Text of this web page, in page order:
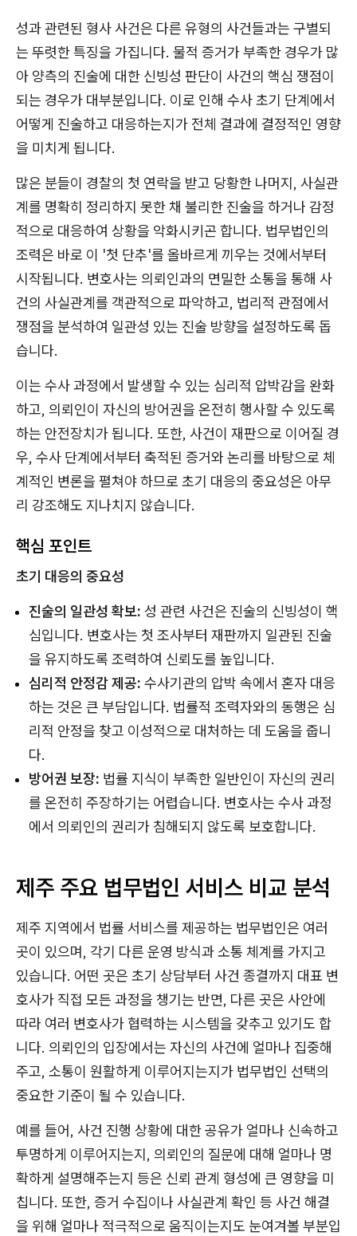
성과 관련된 형사 사건은 다른 유형의 사건들과는 구별되
는 뚜렷한 특징을 가집니다. 물적 증거가 부족한 경우가 많
아 양측의 진술에 대한 신빙성 판단이 사건의 핵심 쟁점이
되는 경우가 대부분입니다. 이로 인해 수사 초기 단계에서
어떻게 진술하고 대응하는지가 전체 결과에 결정적인 영향
을 미치게 됩니다.
많은 분들이 경찰의 첫 연락을 받고 당황한 나머지, 사실관
계를 명확히 정리하지 못한 채 불리한 진술을 하거나 감정
적으로 대응하여 상황을 악화시키곤 합니다. 법무법인의
조력은 바로 이 '첫 단추'를 올바르게 끼우는 것에서부터
시작됩니다. 변호사는 의뢰인과의 면밀한 소통을 통해 사
건의 사실관계를 객관적으로 파악하고, 법리적 관점에서
쟁점을 분석하여 일관성 있는 진술 방향을 설정하도록 돕
습니다.
이는 수사 과정에서 발생할 수 있는 심리적 압박감을 완화
하고, 의뢰인이 자신의 방어권을 온전히 행사할 수 있도록
하는 안전장치가 됩니다. 또한, 사건이 재판으로 이어질 경
우, 수사 단계에서부터 축적된 증거와 논리를 바탕으로 체
계적인 변론을 펼쳐야 하므로 초기 대응의 중요성은 아무
리 강조해도 지나치지 않습니다.
핵심 포인트
초기 대응의 중요성
진술의 일관성 확보: 성 관련 사건은 진술의 신빙성이 핵
심입니다. 변호사는 첫 조사부터 재판까지 일관된 진술
을 유지하도록 조력하여 신뢰도를 높입니다.
심리적 안정감 제공: 수사기관의 압박 속에서 혼자 대응
하는 것은 큰 부담입니다. 법률적 조력자와의 동행은 심
리적 안정을 찾고 이성적으로 대처하는 데 도움을 줍니
다.
방어권 보장: 법률 지식이 부족한 일반인이 자신의 권리
를 온전히 주장하기는 어렵습니다. 변호사는 수사 과정
에서 의뢰인의 권리가 침해되지 않도록 보호합니다.
제주 주요 법무법인 서비스 비교 분석
제주 지역에서 법률 서비스를 제공하는 법무법인은 여러
곳이 있으며, 각기 다른 운영 방식과 소통 체계를 가지고
있습니다. 어떤 곳은 초기 상담부터 사건 종결까지 대표 변
호사가 직접 모든 과정을 챙기는 반면, 다른 곳은 사안에
따라 여러 변호사가 협력하는 시스템을 갖추고 있기도 합
니다. 의뢰인의 입장에서는 자신의 사건에 얼마나 집중해
주고, 소통이 원활하게 이루어지는지가 법무법인 선택의
중요한 기준이 될 수 있습니다.
예를 들어, 사건 진행 상황에 대한 공유가 얼마나 신속하고
투명하게 이루어지는지, 의뢰인의 질문에 대해 얼마나 명
확하게 설명해주는지 등은 신뢰 관계 형성에 큰 영향을 미
칩니다. 또한, 증거 수집이나 사실관계 확인 등 사건 해결
을 위해 얼마나 적극적으로 움직이는지도 눈여겨볼 부분입